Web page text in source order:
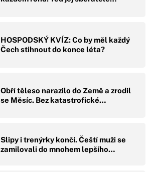
HOSPODSKÝ KVÍZ: Co by měl každý
Čech stihnout do konce léta?
Obří těleso narazilo do Země a zrodil
se Měsíc. Bez katastrofické…
Slipy i trenýrky končí. Čeští muži se
zamilovali do mnohem lepšího…